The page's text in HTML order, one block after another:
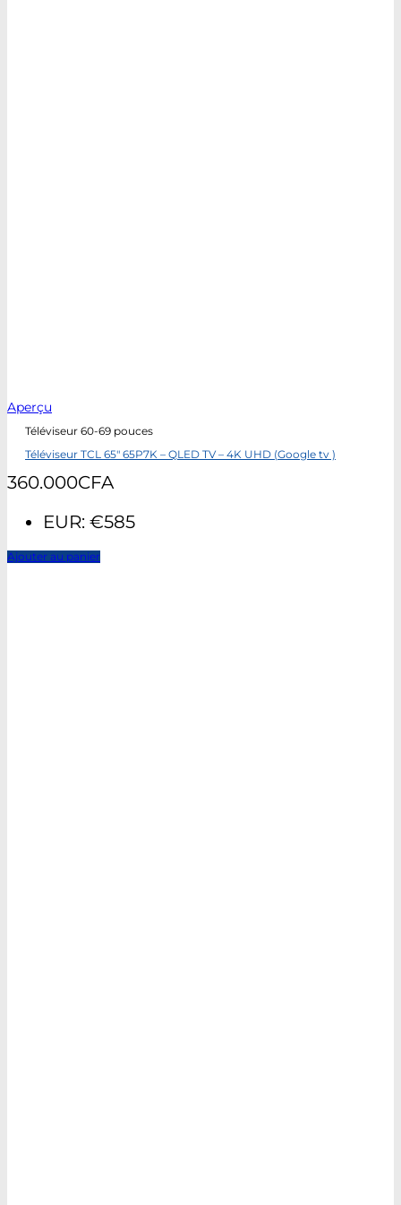
Aperçu
Téléviseur 60-69 pouces
Téléviseur TCL 65″ 65P7K – QLED TV – 4K UHD (Google tv )
360.000CFA
EUR: €585
Ajouter au panier